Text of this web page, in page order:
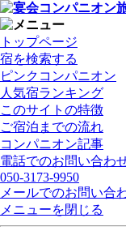
トップページ
宿を検索する
ピンクコンパニオン
人気宿ランキング
このサイトの特徴
ご宿泊までの流れ
コンパニオン記事
電話でのお問い合わ
050-3173-9950
メールでのお問い合
メニューを閉じる